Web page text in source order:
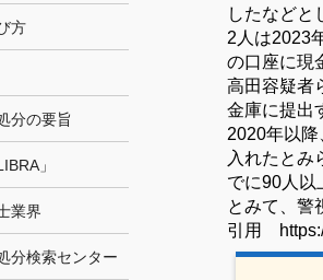
したなどと
2人は2023
の口座に現
高田容疑者
金庫に提出
2020年以
入れたと
でに90人以
とみて、警
引用
方
分の要旨
」
業界
分検索センター